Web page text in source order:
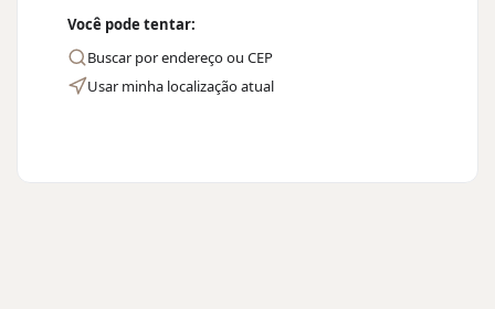
Você pode tentar:
Buscar por endereço ou CEP
Usar minha localização atual